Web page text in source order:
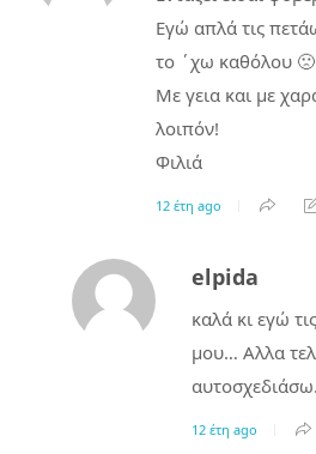
Εγώ απλά τις
το ΄χω καθόλου 🙁
Με γεια και με
λοιπόν!
Φιλιά
12 έτη ago
elpida
καλά κι εγώ
μου… Αλλα
12 έτη ago